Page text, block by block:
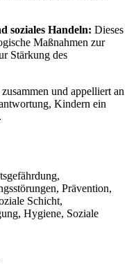
soziales Handeln: Dieses
Maßnahmen zur
Stärkung des
und appelliert an
Kindern ein
Prävention,
Schicht,
Hygiene, Soziale